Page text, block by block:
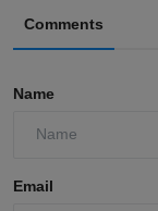
Comments
Name
Email